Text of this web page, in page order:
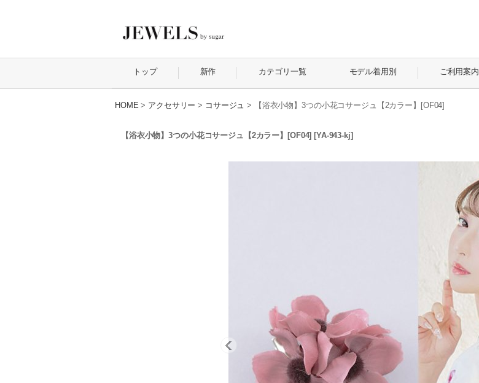
トップ 新作 カテゴリ一覧 モデル着用別 ご利用案内
HOME > アクセサリー > コサージュ > 【浴衣小物】3つの小花コサージュ【2カラー】[OF04]
【浴衣小物】3つの小花コサージュ【2カラー】[OF04] [YA-943-kj]